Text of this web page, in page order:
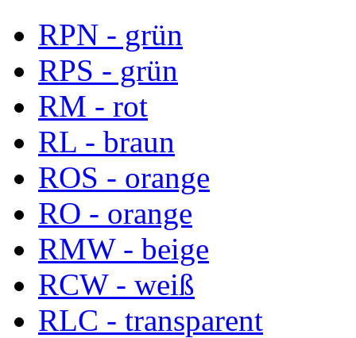
RPN - grün
RPS - grün
RM - rot
RL - braun
ROS - orange
RO - orange
RMW - beige
RCW - weiß
RLC - transparent